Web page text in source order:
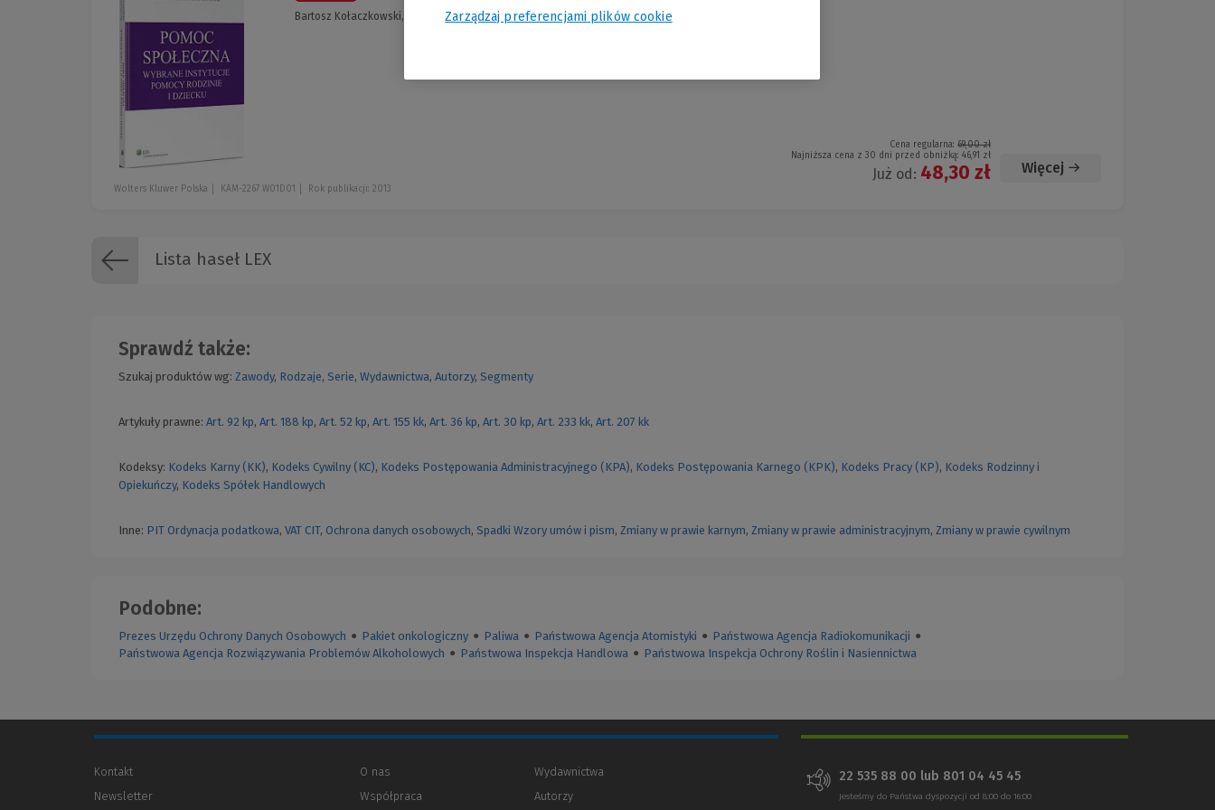
Bartosz Kołaczkowski, Małgorzata Ratajczak
Cena regularna: 69,00 zł
Najniższa cena z 30 dni przed obniżką: 46,91 zł
Już od: 48,30 zł Więcej
Wolters Kluwer Polska KAM-2267 W01D01 Rok publikacji: 2013
Lista haseł LEX
Sprawdź także:
Szukaj produktów wg: Zawody, Rodzaje, Serie, Wydawnictwa, Autorzy, Segmenty
Artykuły prawne: Art. 92 kp, Art. 188 kp, Art. 52 kp, Art. 155 kk, Art. 36 kp, Art. 30 kp, Art. 233 kk, Art. 207 kk
Kodeksy: Kodeks Karny (KK), Kodeks Cywilny (KC), Kodeks Postępowania Administracyjnego (KPA), Kodeks Postępowania Karnego (KPK), Kodeks Pracy (KP), Kodeks Rodzinny i
Opiekuńczy, Kodeks Spółek Handlowych
Inne: PIT Ordynacja podatkowa, VAT CIT, Ochrona danych osobowych, Spadki Wzory umów i pism, Zmiany w prawie karnym, Zmiany w prawie administracyjnym, Zmiany w prawie cywilnym
Podobne:
Prezes Urzędu Ochrony Danych Osobowych ● Pakiet onkologiczny ● Paliwa ● Państwowa Agencja Atomistyki ● Państwowa Agencja Radiokomunikacji ●
Państwowa Agencja Rozwiązywania Problemów Alkoholowych ● Państwowa Inspekcja Handlowa ● Państwowa Inspekcja Ochrony Roślin i Nasiennictwa
Kontakt
Newsletter
O nas
Współpraca
Wydawnictwa
Autorzy
22 535 88 00 lub 801 04 45 45
Jesteśmy do Państwa dyspozycji od 8:00 do 16:00
Zarządzaj preferencjami plików cookie